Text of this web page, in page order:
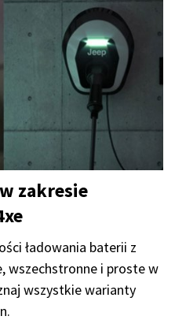
zakresie
ładowania baterii z
wszechstronne i proste w
wszystkie warianty